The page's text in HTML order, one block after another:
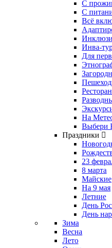
С
С
Всё
Инва-
Для
На
Выбери
Праздники
23
8 марта
Майские
На 9 мая
Летние
День
День
Зима
Весна
Лето